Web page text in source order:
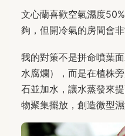
文心蘭喜歡空氣濕度
夠，但開冷氣的房間會非
我的對策不是拼命噴葉
水腐爛），而是在植株
石並加水，讓水蒸發來
物聚集擺放，創造微型濕